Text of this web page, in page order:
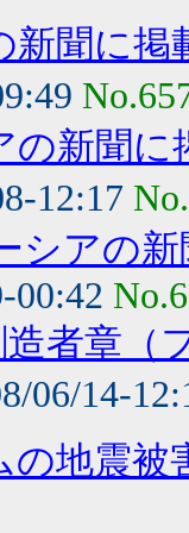
新聞に
の新聞
12:17
シアの
00:42
造者章（
06/14-
の地震被